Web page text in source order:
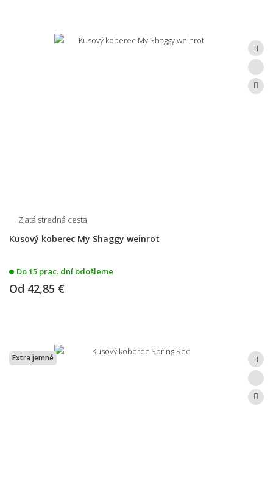
Zlatá stredná cesta
Kusový koberec My Shaggy weinrot
Do 15 prac. dní odošleme
Od 42,85 €
Extra jemné